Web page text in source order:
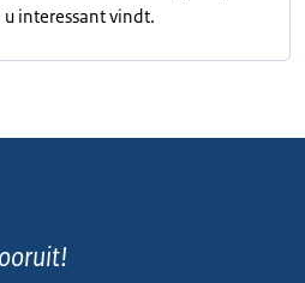
interessant vindt.